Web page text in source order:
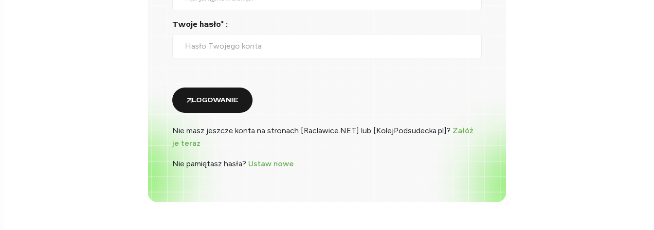
Twoje hasło* :
LOGOWANIE
Nie masz jeszcze konta na stronach [Raclawice.NET] lub [KolejPodsudecka.pl]? Załóż
je teraz
Nie pamiętasz hasła? Ustaw nowe